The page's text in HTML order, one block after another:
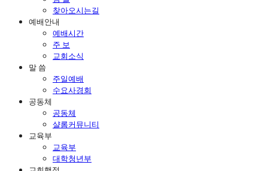
찾아오시는길
예배안내
예배시간
주 보
교회소식
말 씀
주일예배
수요사경회
공동체
공동체
샬롬커뮤니티
교육부
교육부
대학청년부